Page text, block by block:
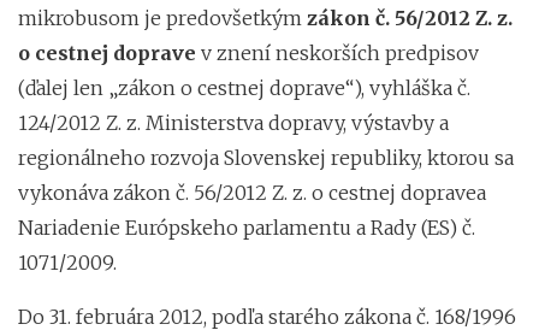
mikrobusom je predovšetkým zákon č. 56/2012 Z. z.
o cestnej doprave v znení neskorších predpisov
(ďalej len „zákon o cestnej doprave“), vyhláška č.
124/2012 Z. z. Ministerstva dopravy, výstavby a
regionálneho rozvoja Slovenskej republiky, ktorou sa
vykonáva zákon č. 56/2012 Z. z. o cestnej dopravea
Nariadenie Európskeho parlamentu a Rady (ES) č.
1071/2009.
Do 31. februára 2012, podľa starého zákona č. 168/1996